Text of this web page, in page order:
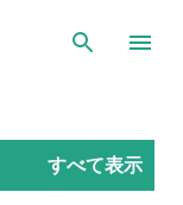
移動
すべて表示